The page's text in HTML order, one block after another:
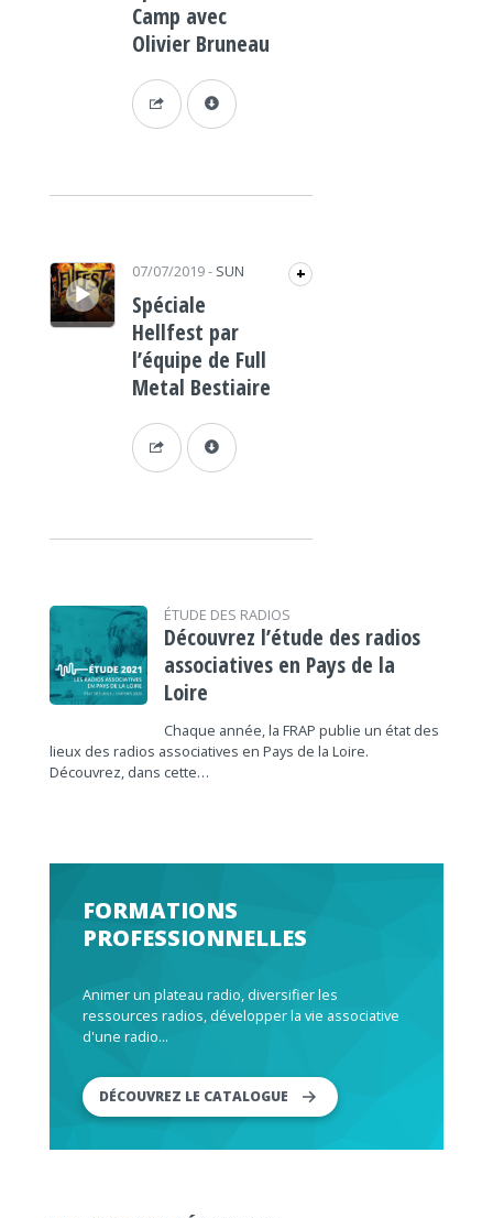
Camp avec
Olivier Bruneau
Lecteur audio 07/07/2019- SUN +
Spéciale
Hellfest par
l’équipe de Full
Metal Bestiaire
ÉTUDE DES RADIOS
Découvrez l’étude des radios
associatives en Pays de la
Loire
Chaque année, la FRAP publie un état des
lieux des radios associatives en Pays de la Loire.
Découvrez, dans cette…
FORMATIONS
PROFESSIONNELLES
Animer un plateau radio, diversifier les
ressources radios, développer la vie associative
d'une radio...
DÉCOUVREZ LE CATALOGUE